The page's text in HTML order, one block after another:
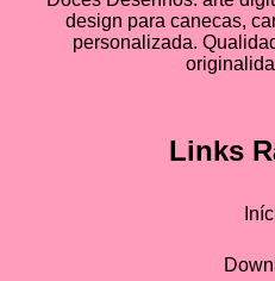
design para canecas,
personalizada.
Links